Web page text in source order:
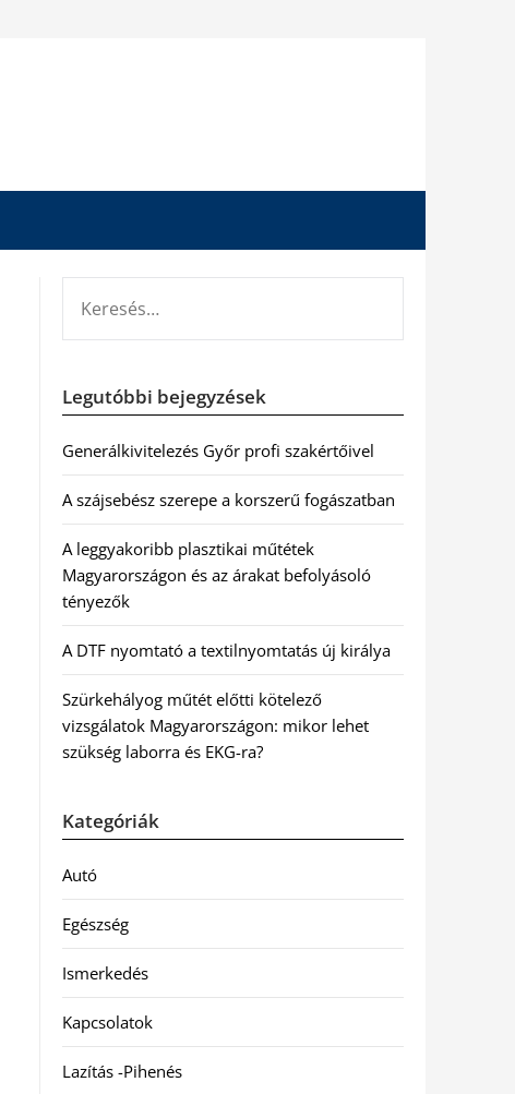
Legutóbbi bejegyzések
Generálkivitelezés Győr profi szakértőivel
A szájsebész szerepe a korszerű fogászatban
A leggyakoribb plasztikai műtétek
Magyarországon és az árakat befolyásoló
tényezők
A DTF nyomtató a textilnyomtatás új királya
Szürkehályog műtét előtti kötelező
vizsgálatok Magyarországon: mikor lehet
szükség laborra és EKG-ra?
Kategóriák
Autó
Egészség
Ismerkedés
Kapcsolatok
Lazítás -Pihenés